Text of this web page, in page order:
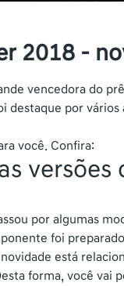
2018 -
vencedora do
destaque por
você. Confira:
por algumas
foi
está
forma, você vai